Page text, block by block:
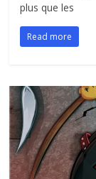
plus que les
Read more